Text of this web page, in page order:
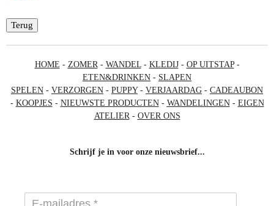
Terug
HOME - ZOMER- WANDEL- KLEDIJ- OP UITSTAP-
ETEN&DRINKEN - SLAPEN
SPELEN - VERZORGEN - PUPPY- VERJAARDAG - CADEAUBON
- KOOPJES - NIEUWSTE PRODUCTEN- WANDELINGEN- EIGEN
ATELIER- OVER ONS
Schrijf je in voor onze nieuwsbrief...